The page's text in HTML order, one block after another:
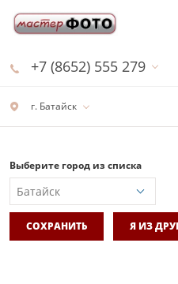
г. Батайск
+7 (8652) 555 279
Выберите город из списка
СОХРАНИТЬ Я ИЗ